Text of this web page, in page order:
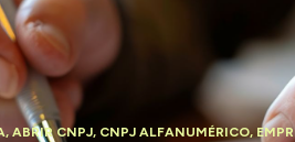
,ABRIR CNPJ, CNPJ ALFANUMÉRICO,